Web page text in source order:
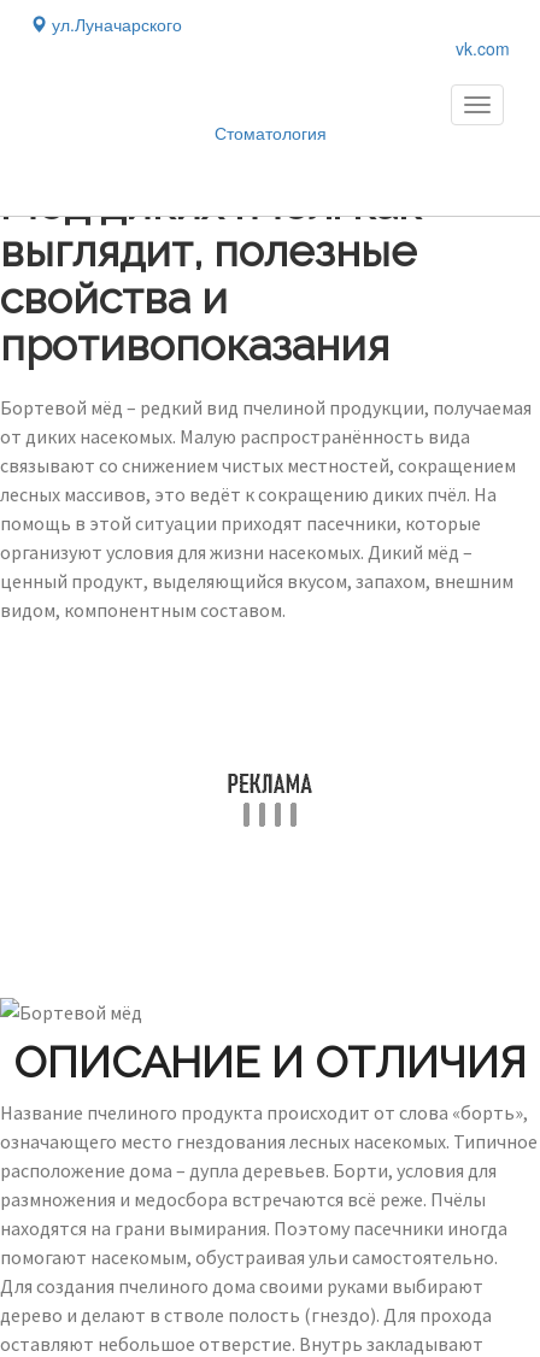
ул.Луначарского
vk.com
Стоматология
Toggle
Мед диких пчел: как
выглядит, полезные
свойства и
противопоказания
Бортевой мёд – редкий вид пчелиной продукции, получаемая
от диких насекомых. Малую распространённость вида
связывают со снижением чистых местностей, сокращением
лесных массивов, это ведёт к сокращению диких пчёл. На
помощь в этой ситуации приходят пасечники, которые
организуют условия для жизни насекомых. Дикий мёд –
ценный продукт, выделяющийся вкусом, запахом, внешним
видом, компонентным составом.
ОПИСАНИЕ И ОТЛИЧИЯ
Название пчелиного продукта происходит от слова «борть»,
означающего место гнездования лесных насекомых. Типичное
расположение дома – дупла деревьев. Борти, условия для
размножения и медосбора встречаются всё реже. Пчёлы
находятся на грани вымирания. Поэтому пасечники иногда
помогают насекомым, обустраивая ульи самостоятельно.
Для создания пчелиного дома своими руками выбирают
дерево и делают в стволе полость (гнездо). Для прохода
оставляют небольшое отверстие. Внутрь закладывают